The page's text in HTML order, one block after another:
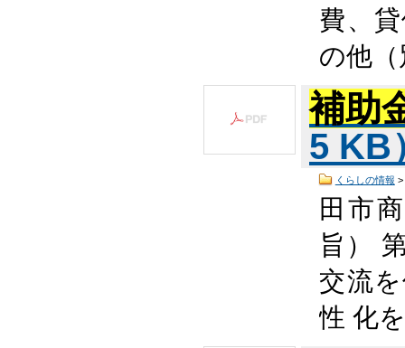
費、
の他
補助
5
くらしの情報 >
田市
旨）
交流
性 化